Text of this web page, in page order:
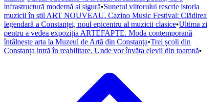
infrastructură modernă și sigură•Sunetul viitorului rescrie istoria
muzicii în stil ART NOUVEAU. Cazino Music Festival: Clădirea
legendară a Constanței, noul epicentru al muzicii clasice•Ultima zi
pentru a vedea expoziția ARTEFAPTE. Moda contemporană
întâlnește arta la Muzeul de Artă din Constanța•Trei școli din
Constanța intră în reabilitare. Unde vor învăța elevii din toamnă•